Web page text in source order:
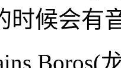
时候会有
Boros(